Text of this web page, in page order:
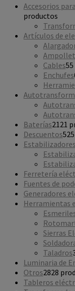
Accesorios
productos
Artículos de
Cables5
Enchufes
Baterías21 21
Descuentos52
Ferretería
Fuentes de
Generadores
Herramientas
Sierras
Taladros
Luminaria de
Otros2828
Tableros